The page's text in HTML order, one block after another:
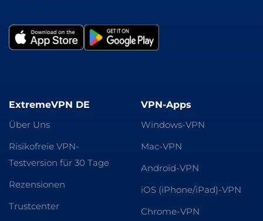
ExtremeVPN DE
Über Uns
Risikofreie VPN-
Testversion für 30 Tage
Rezensionen
Trustcenter
VPN-Apps
Windows-VPN
Mac-VPN
Android-VPN
iOS (iPhone/iPad)-VPN
Chrome-VPN